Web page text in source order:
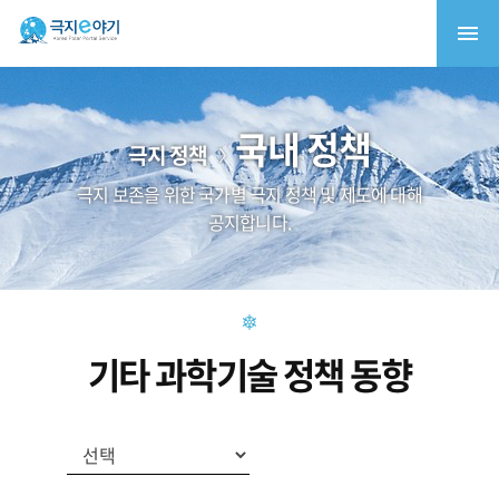
극지 정책 국내 정책
극지 보존을 위한 국가별 극지 정책 및 제도에 대해
공지합니다.
기타 과학기술 정책 동향